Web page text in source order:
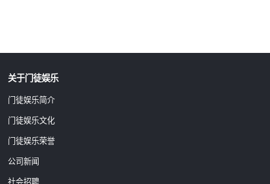
关于门徒娱乐
门徒娱乐简介
门徒娱乐文化
门徒娱乐荣誉
公司新闻
社会招聘